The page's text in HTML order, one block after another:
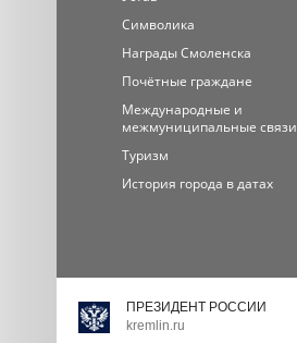
Символика
Награды Смоленска
Почётные граждане
Международные и
межмуниципальные связи
Туризм
История города в датах
ПРЕЗИДЕНТ РОССИИ
kremlin.ru